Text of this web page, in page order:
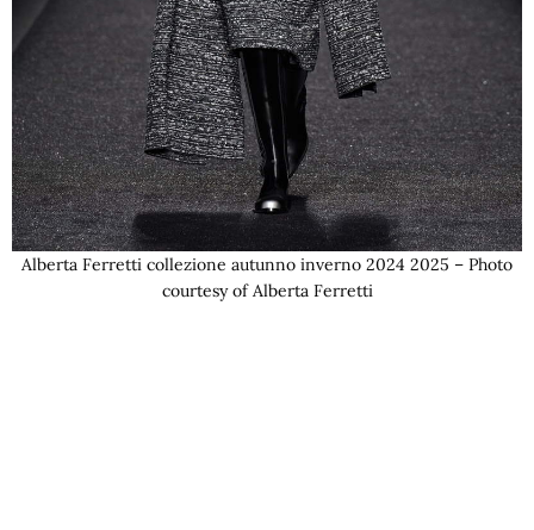
Alberta Ferretti collezione autunno inverno 2024 2025 – Photo
courtesy of Alberta Ferretti